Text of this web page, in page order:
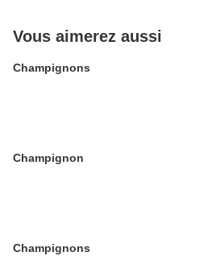
Vous aimerez aussi
Champignons
Champignon
Champignons